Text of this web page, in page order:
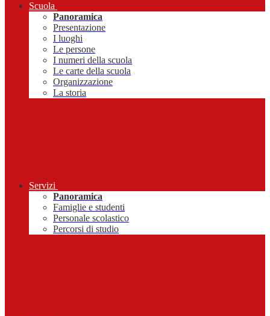
Scuola
Panoramica
Presentazione
I luoghi
Le persone
I numeri della scuola
Le carte della scuola
Organizzazione
La storia
Servizi
Panoramica
Famiglie e studenti
Personale scolastico
Percorsi di studio